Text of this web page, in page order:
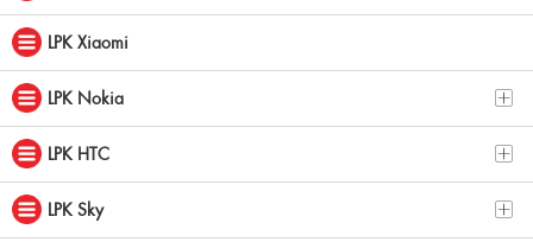
LPK Xiaomi
LPK Nokia
LPK HTC
LPK Sky